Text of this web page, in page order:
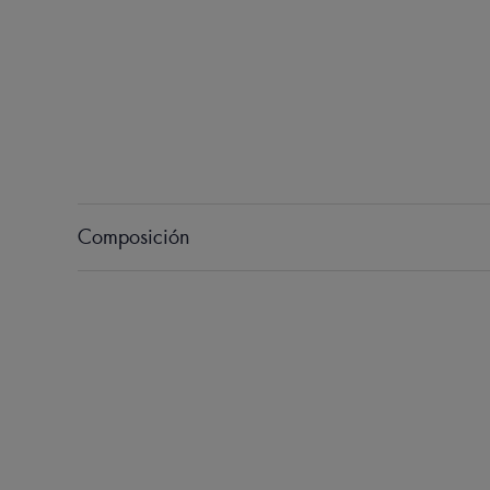
Composición